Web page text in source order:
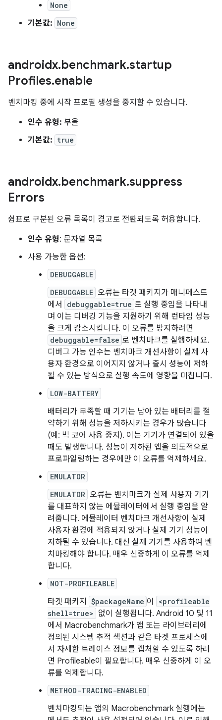
None
기본값: None
androidx.benchmark.startup
Profiles.enable
벤치마킹 중에 시작 프로필 생성을 중지할 수 있습니다.
인수 유형: 부울
기본값: true
androidx.benchmark.suppress
Errors
쉼표로 구분된 오류 목록이 경고로 전환되도록 허용합니다.
인수 유형: 문자열 목록
사용 가능한 옵션:
DEBUGGABLE
DEBUGGABLE 오류는 타겟 패키지가 매니페스트
에서
debuggable=true 로 실행 중임을 나타내
며 이는 디버깅 기능을 지원하기 위해 런타임 성능
을 크게 감소시킵니다. 이 오류를 방지하려면
debuggable=false 로 벤치마크를 실행하세요.
디버그 가능 인수는 벤치마크 개선사항이 실제 사
용자 환경으로 이어지지 않거나 출시 성능이 저하
될 수 있는 방식으로 실행 속도에 영향을 미칩니다.
LOW-BATTERY
배터리가 부족할 때 기기는 남아 있는 배터리를 절
약하기 위해 성능을 저하시키는 경우가 많습니다
(예: 빅 코어 사용 중지). 이는 기기가 연결되어 있을
때도 발생합니다. 성능이 저하된 앱을 의도적으로
프로파일링하는 경우에만 이 오류를 억제하세요.
EMULATOR
EMULATOR 오류는 벤치마크가 실제 사용자 기기
를 대표하지 않는 에뮬레이터에서 실행 중임을 알
려줍니다. 에뮬레이터 벤치마크 개선사항이 실제
사용자 환경에 적용되지 않거나 실제 기기 성능이
저하될 수 있습니다. 대신 실제 기기를 사용하여 벤
치마킹해야 합니다. 매우 신중하게 이 오류를 억제
합니다.
NOT-PROFILEABLE
타겟 패키지 $packageName 이
<profileable
shell=true> 없이 실행됩니다. Android 10 및 11
에서 Macrobenchmark가 앱 또는 라이브러리에
정의된 시스템 추적 섹션과 같은 타겟 프로세스에
서 자세한 트레이스 정보를 캡처할 수 있도록 하려
면 Profileable이 필요합니다. 매우 신중하게 이 오
류를 억제합니다.
METHOD-TRACING-ENABLED
벤치마킹되는 앱의 Macrobenchmark 실행에는